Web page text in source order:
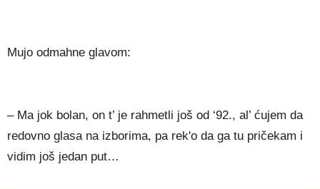
Mujo odmahne glavom:
– Ma jok bolan, on t’ je rahmetli još od ‘92., al’ ćujem da
redovno glasa na izborima, pa rek'o da ga tu pričekam i
vidim još jedan put…